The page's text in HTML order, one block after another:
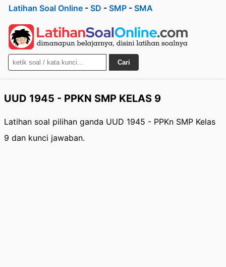
Latihan Soal Online - SD - SMP - SMA
Cari
UUD 1945 - PPKN SMP KELAS 9
Latihan soal pilihan ganda UUD 1945 - PPKn SMP Kelas
9 dan kunci jawaban.